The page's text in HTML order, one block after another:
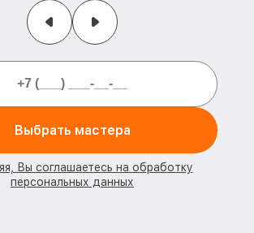
Выбрать мастера
Вы соглашаетесь на обработку
персональных данных